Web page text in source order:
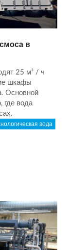
в
25 м³ / ч
шкафы
Основной
где вода
вода